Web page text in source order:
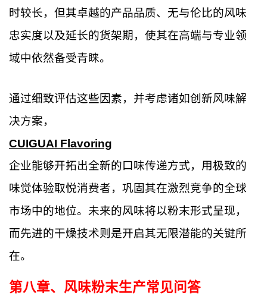
时较长，但其卓越的产品品质、无与伦比的风味
忠实度以及延长的货架期，使其在高端与专业领
域中依然备受青睐。
通过细致评估这些因素，并考虑诸如创新风味解
决方案，
CUIGUAI Flavoring
企业能够开拓出全新的口味传递方式，用极致的
味觉体验取悦消费者，巩固其在激烈竞争的全球
市场中的地位。未来的风味将以粉末形式呈现，
而先进的干燥技术则是开启其无限潜能的关键所
在。
第八章、 风味粉末生产常见问答